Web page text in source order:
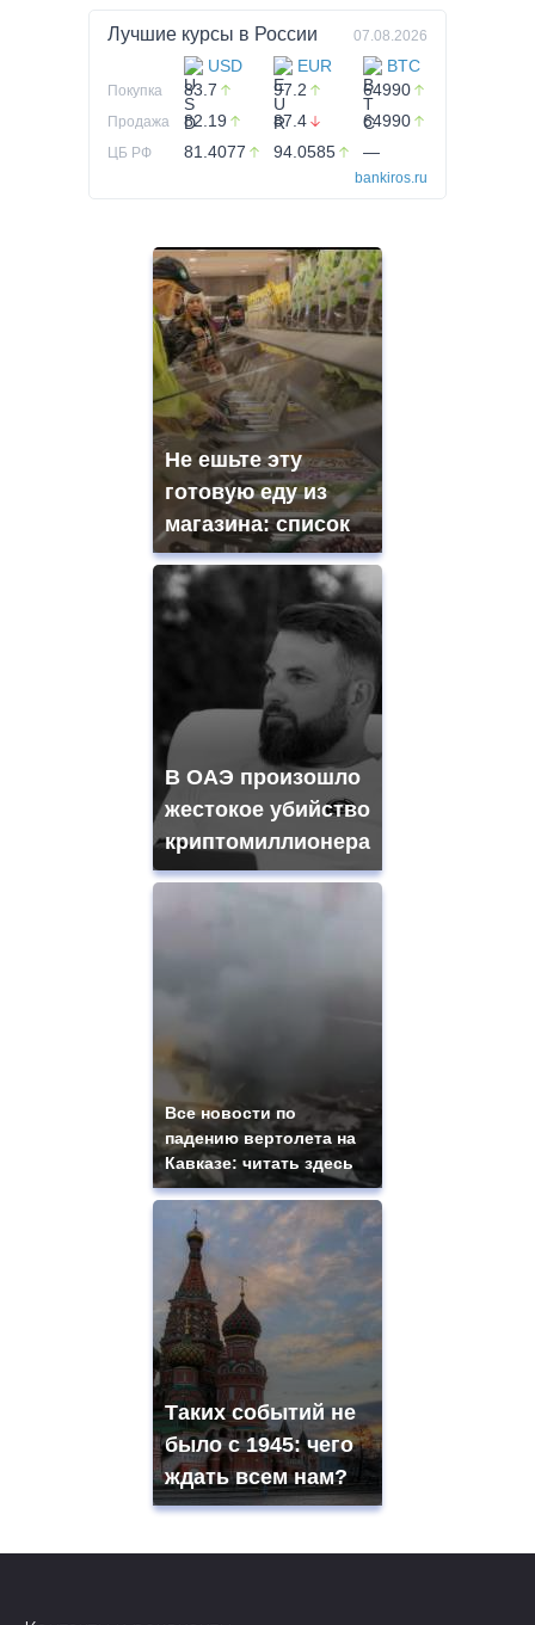
Лучшие курсы в России 07.08.2026
USD EUR BTC
Покупка 83.7 97.2 64990
Продажа 82.19 87.4 64990
ЦБ РФ 81.4077 94.0585 —
bankiros.ru
Не ешьте эту
готовую еду из
магазина: список
В ОАЭ произошло
жестокое убийство
криптомиллионера
Все новости по
падению вертолета на
Кавказе: читать здесь
Таких событий не
было с 1945: чего
ждать всем нам?